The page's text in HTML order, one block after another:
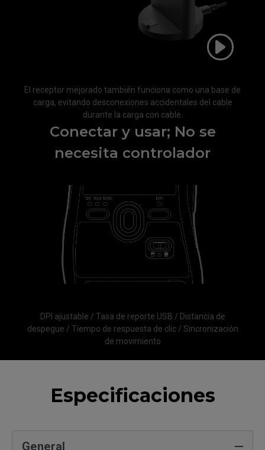
El receptor mejorado también funciona como una base de
carga, evitando desconexiones accidentales del cable
durante la carga con cable.
Conectar y usar; No se
necesita controlador
DPI ajustable / Tasa de reporte USB / Distancia de
despegue / Tiempo de respuesta de clic / Sincronización
de movimiento
Especificaciones
General